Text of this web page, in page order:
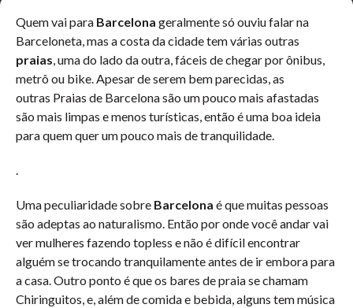
Quem vai para Barcelona geralmente só ouviu falar na
Barceloneta, mas a costa da cidade tem várias outras
praias, uma do lado da outra, fáceis de chegar por ônibus,
metrô ou bike. Apesar de serem bem parecidas, as
outras Praias de Barcelona são um pouco mais afastadas
são mais limpas e menos turísticas, então é uma boa ideia
para quem quer um pouco mais de tranquilidade.
.
Uma peculiaridade sobre Barcelona é que muitas pessoas
são adeptas ao naturalismo. Então por onde você andar vai
ver mulheres fazendo topless e não é difícil encontrar
alguém se trocando tranquilamente antes de ir embora para
a casa. Outro ponto é que os bares de praia se chamam
Chiringuitos, e, além de comida e bebida, alguns tem música